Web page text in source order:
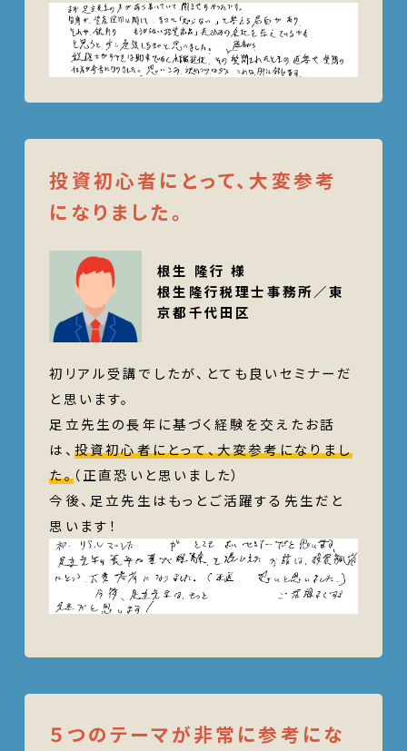
投資初心者にとって、大変参考
になりました。
根生 隆行 様
根生隆行税理士事務所／東
京都千代田区
初リアル受講でしたが、とても良いセミナーだ
と思います。
足立先生の長年に基づく経験を交えたお話
は、 投資初心者にとって、大変参考になりまし
た。（正直恐いと思いました）
今後、足立先生はもっとご活躍する先生だと
思います！
５つのテーマが非常に参考にな